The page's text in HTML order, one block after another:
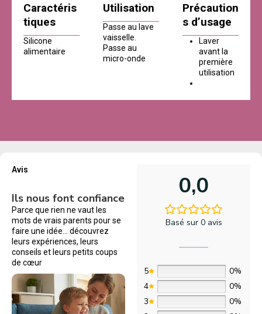
Caractéris
tiques
Silicone
alimentaire
Utilisation
Passe au lave
vaisselle.
Passe au
micro-onde
Précaution
s d’usage
Laver
avant la
première
utilisation
Avis
Ils nous font confiance
Parce que rien ne vaut les
mots de vrais parents pour se
faire une idée… découvrez
leurs expériences, leurs
conseils et leurs petits coups
de cœur
0,0
Basé sur 0 avis
5
0%
4
0%
3
0%